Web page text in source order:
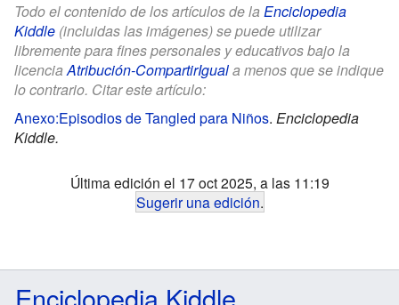
Todo el contenido de los artículos de la Enciclopedia
Kiddle (incluidas las imágenes) se puede utilizar
libremente para fines personales y educativos bajo la
licenciaAtribución-CompartirIguala menos que se indique
lo contrario. Citar este artículo:
Anexo:Episodios de Tangled para Niños. Enciclopedia
Kiddle.
Última edición el 17 oct 2025, a las 11:19
Sugerir una edición.
Enciclopedia Kiddle